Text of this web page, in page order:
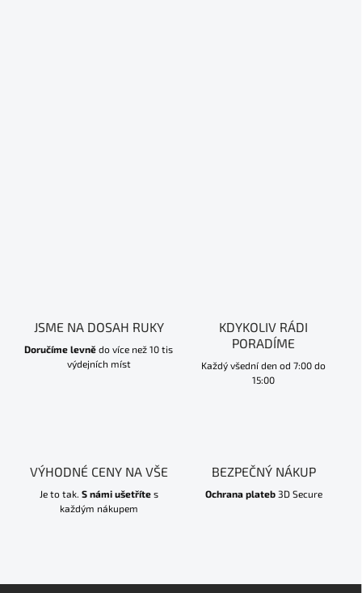
JSME NA DOSAH RUKY
Doručíme levně do více než 10 tis
výdejních míst
KDYKOLIV RÁDI
PORADÍME
Každý všední den od 7:00 do
15:00
VÝHODNÉ CENY NA VŠE
Je to tak. S námi ušetřítes
každým nákupem
BEZPEČNÝ NÁKUP
Ochrana plateb3D Secure